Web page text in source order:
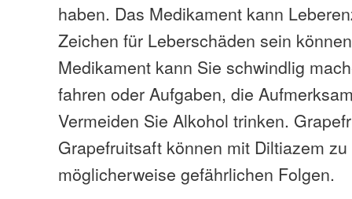
haben. Das Medikament kann
Zeichen für Leberschäden sein
Medikament kann Sie schwindlig
fahren oder Aufgaben, die
Vermeiden Sie Alkohol trinken.
Grapefruitsaft können mit Diltiazem
möglicherweise gefährlichen Folgen.